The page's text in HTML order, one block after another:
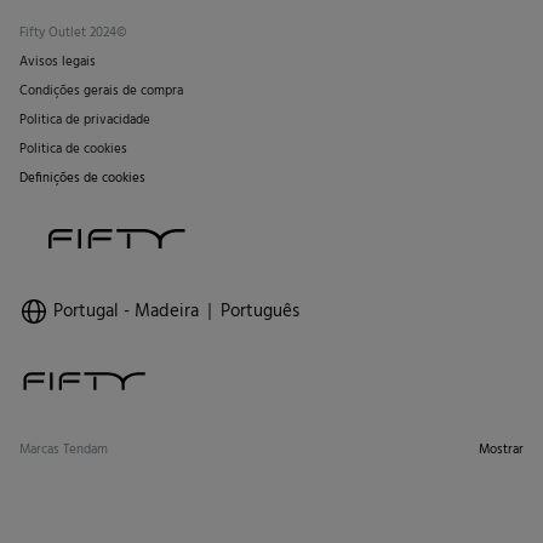
Fifty Outlet 2024©
Avisos legais
Condições gerais de compra
Politica de privacidade
Politica de cookies
Definições de cookies
Portugal - Madeira Português
Marcas Tendam Mostrar